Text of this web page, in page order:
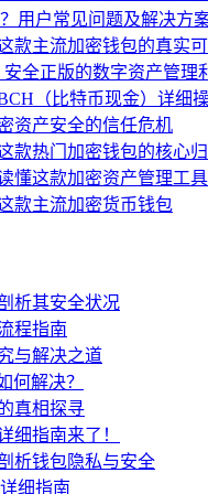
用户常见问题及解决方
款主流加密钱包的真实
全正版的数字资产管理
（比特币现金）详细
资产安全的信任危机
款热门加密钱包的核心
懂这款加密资产管理工具
款主流加密货币钱包
析其安全状况
程指南
与解决之道
何解决？
真相探寻
细指南来了！
析钱包隐私与安全
细指南